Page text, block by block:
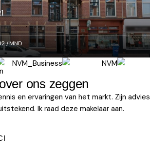
/MND
ons zeggen
en ervaringen van het markt. Zijn advies
Ik raad deze makelaar aan.